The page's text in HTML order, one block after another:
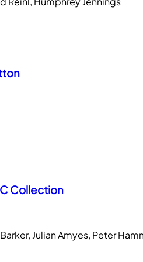
Collection
Julian Amyes, Peter